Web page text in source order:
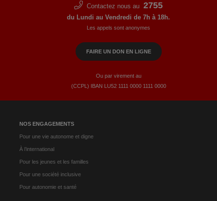
NOS ENGAGEMENTS
Pour une vie autonome et digne
À l’international
Pour les jeunes et les familles
Pour une société inclusive
Pour autonomie et santé
Contactez nous au 2755
du Lundi au Vendredi de 7h à 18h.
Les appels sont anonymes
FAIRE UN DON EN LIGNE
Ou par virement au
(CCPL) IBAN LU52​ 1111​ 0000​ 1111​ 0000